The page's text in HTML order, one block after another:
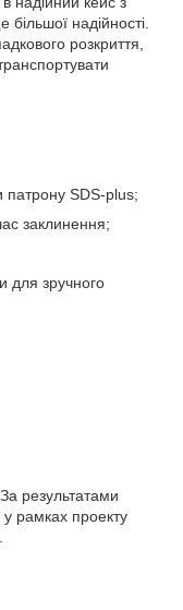
надійності.
розкриття,
патрону SDS-plus;
заклинення;
для зручного
результатами
рамках проекту